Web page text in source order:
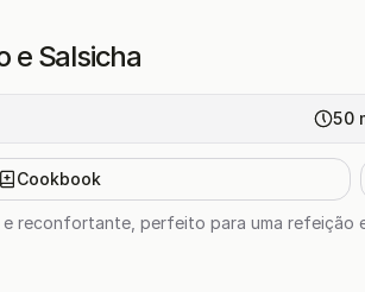
e Salsicha
50
Cookbook
reconfortante, perfeito para uma refeição